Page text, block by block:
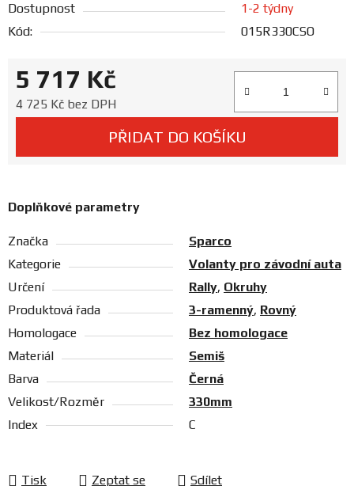
Blog
a
katalogy
Dostupnost
1-2 týdny
Kód:
015R330CSO
5 717 Kč
4 725 Kč bez DPH
PŘIDAT DO KOŠÍKU
Doplňkové parametry
Značka
Sparco
Kategorie
Volanty pro závodní auta
Určení
Rally, Okruhy
Produktová řada
3-ramenný, Rovný
Homologace
Bez homologace
Materiál
Semiš
Barva
Černá
Velikost/Rozměr
330mm
Index
C
Tisk Zeptat se Sdílet